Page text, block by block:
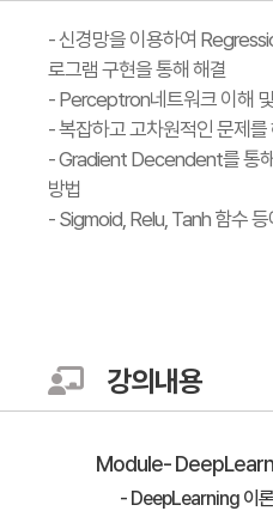
- 신경망을 이용하여
로그램 구현을 통해 해결
- Perceptron네트워크 이해
- 복잡하고 고차원적인 문제를
- Gradient Decendent를 통
방법
- Sigmoid, Relu, Tanh 함수
강의내용
Module-
- DeepLearning 이